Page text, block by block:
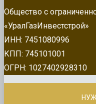
Общество с
«УралГазИнвестстрой»
ИНН: 7451080996
КПП: 745101001
ОГРН: 1027402928310